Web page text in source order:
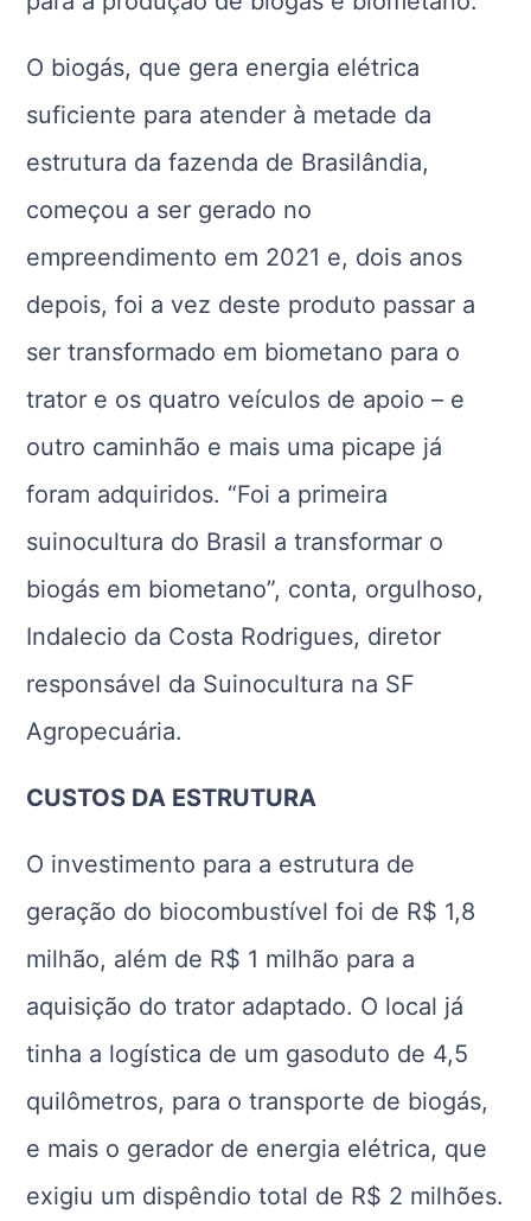
O biogás, que gera energia elétrica
suficiente para atender à metade da
estrutura da fazenda de Brasilândia,
começou a ser gerado no
empreendimento em 2021 e, dois anos
depois, foi a vez deste produto passar a
ser transformado em biometano para o
trator e os quatro veículos de apoio – e
outro caminhão e mais uma picape já
foram adquiridos. “Foi a primeira
suinocultura do Brasil a transformar o
biogás em biometano”, conta, orgulhoso,
Indalecio da Costa Rodrigues, diretor
responsável da Suinocultura na SF
Agropecuária.
CUSTOS DA ESTRUTURA
O investimento para a estrutura de
geração do biocombustível foi de R$ 1,8
milhão, além de R$ 1 milhão para a
aquisição do trator adaptado. O local já
tinha a logística de um gasoduto de 4,5
quilômetros, para o transporte de biogás,
e mais o gerador de energia elétrica, que
exigiu um dispêndio total de R$ 2 milhões.